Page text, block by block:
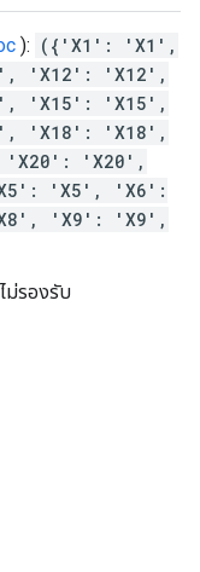
): ({'X1': 'X1',
'X12': 'X12',
'X15': 'X15',
'X18': 'X18',
'X20',
'X5', 'X6':
'X9': 'X9',
ม่รองรับ